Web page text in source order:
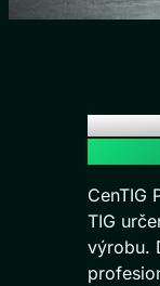
CenTIG
TIG
výrobu.